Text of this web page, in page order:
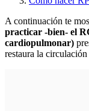
A continuación te
practicar -bien- el
cardiopulmonar)
restaura la